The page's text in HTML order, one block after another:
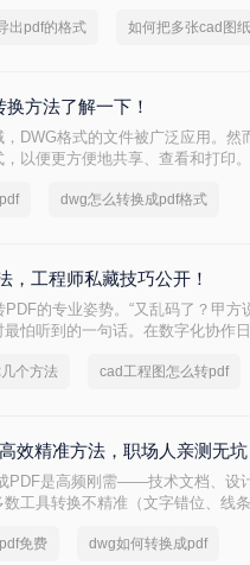
出pdf的格式
方法了解一下！
DWG格式的文件被广泛应用。然
以便更方便地共享、查看和打印
dwg怎么转换成pdf格式
，工程师私藏技巧公开！
的专业姿势。“又乱码了？甲方
怕听到的一句话。在数字化协作
个方法 cad工程图怎么转pdf
效精准方法，职场人亲测无坑
PDF是高频刚需——技术文档、设
工具转换不精准（文字错位、线
等工具，只聚焦真正免费、有效
免费 dwg如何转换成pdf